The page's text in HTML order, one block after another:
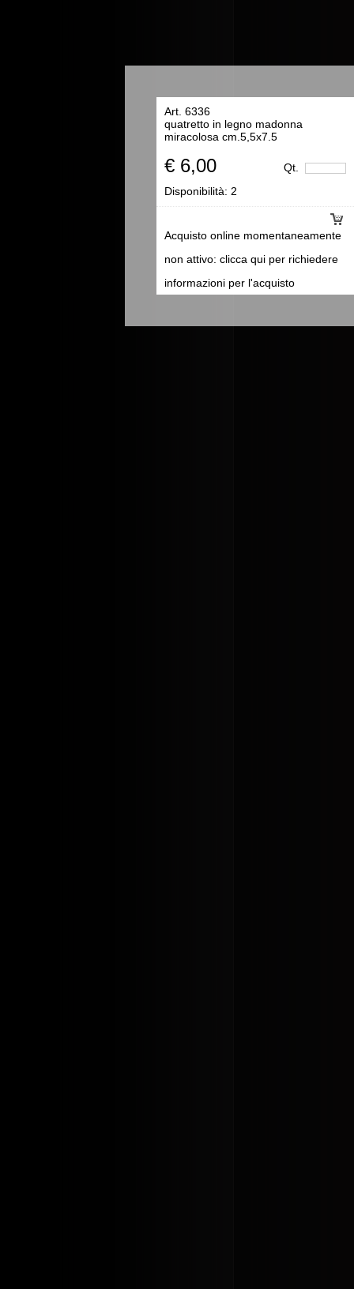
Art. 6336
quatretto in legno madonna
miracolosa cm.5,5x7.5
€ 6,00 Qt.
Acquisto online momentaneamente
non attivo: clicca qui per richiedere
informazioni per l'acquisto
Disponibilità: 2